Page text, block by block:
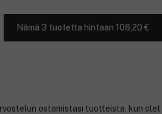
Nämä 3 tuotetta hintaan 106,20 €
ostamistasi tuotteista, kun